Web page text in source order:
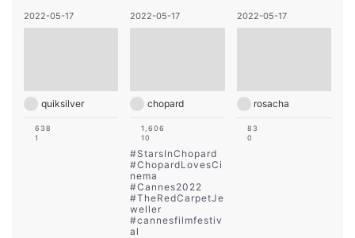
2022-05-17
quiksilver
638
1
2022-05-17
chopard
1,606
10
#StarsInChopard
#ChopardLovesCi
nema
#Cannes2022
#TheRedCarpetJe
weller
#cannesfilmfestiv
al
2022-05-17
rosacha
83
0